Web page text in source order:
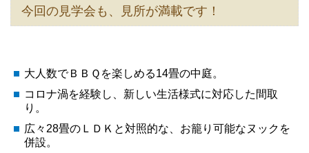
今回の見学会も、見所が満載です！
大人数でＢＢＱを楽しめる14畳の中庭。
コロナ渦を経験し、新しい生活様式に対応した間取
り。
広々28畳のＬＤＫと対照的な、お籠り可能なヌックを
併設。